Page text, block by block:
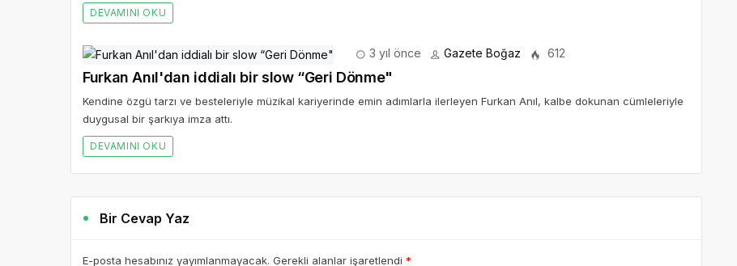
DEVAMINI OKU
3 yıl önce Gazete Boğaz 612
Furkan Anıl'dan iddialı bir slow “Geri Dönme"
Kendine özgü tarzı ve besteleriyle müzikal kariyerinde emin adımlarla ilerleyen Furkan Anıl, kalbe dokunan cümleleriyle
duygusal bir şarkıya imza attı.
DEVAMINI OKU
Bir Cevap Yaz
E-posta hesabınız yayımlanmayacak. Gerekli alanlar işaretlendi *